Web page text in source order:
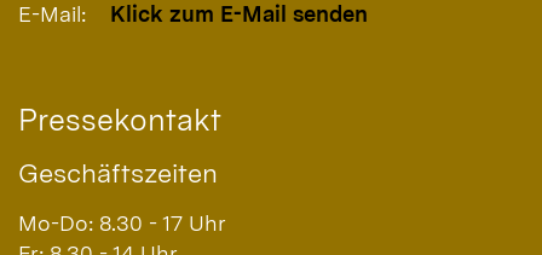
E-Mail:
Klick zum E-Mail senden
Pressekontakt
Geschäftszeiten
Mo-Do: 8.30 - 17 Uhr